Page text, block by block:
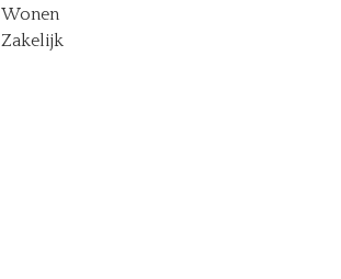
Wonen
Zakelijk